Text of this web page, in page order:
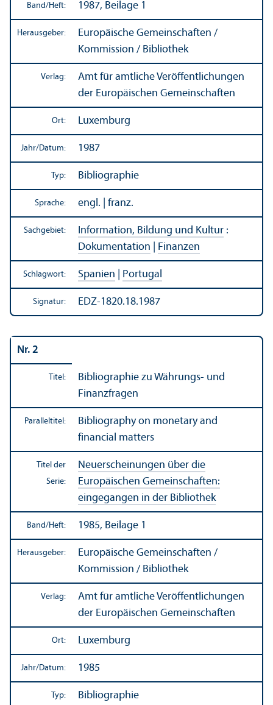
Band/Heft: 1987, Beilage 1
Herausgeber:
Europäische Gemeinschaften /
Kommission / Bibliothek
Verlag:
Amt für amtliche Veröffentlichungen
der Europäischen Gemeinschaften
Ort: Luxemburg
Jahr/Datum: 1987
Typ: Bibliographie
Sprache: engl. | franz.
Sachgebiet: Information, Bildung und Kultur :
Dokumentation
Finanzen
Schlagwort: Spanien Portugal
Signatur: EDZ-1820.18.1987
Nr. 2
Titel: Bibliographie zu Währungs- und
Finanz­fragen
Paralleltitel:
Bibliography on monetary and
financial matters
Titel der
Serie:
Neuerscheinungen über die
Europäischen Gemeinschaften:
eingegangen in der Bibliothek
Band/Heft: 1985, Beilage 1
Herausgeber:
Europäische Gemeinschaften /
Kommission / Bibliothek
Verlag:
Amt für amtliche Veröffentlichungen
der Europäischen Gemeinschaften
Ort: Luxemburg
Jahr/Datum: 1985
Typ: Bibliographie